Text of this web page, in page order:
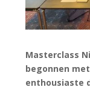
Masterclass
begonnen
enthousiaste